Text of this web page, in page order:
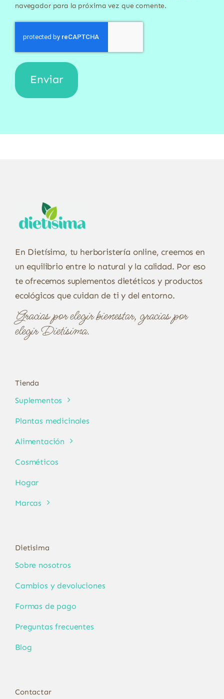
navegador para la próxima vez que comente.
En Dietísima, tu herboristería online, creemos en
un equilibrio entre lo natural y la calidad. Por eso
te ofrecemos suplementos dietéticos y productos
ecológicos que cuidan de ti y del entorno.
Gracias por elegir bienestar, gracias por
elegir Dietísima.
Tienda
Suplementos
Plantas medicinales
Alimentación
Cosméticos
Hogar
Marcas
Dietisima
Sobre nosotros
Cambios y devoluciones
Formas de pago
Preguntas frecuentes
Blog
Contactar